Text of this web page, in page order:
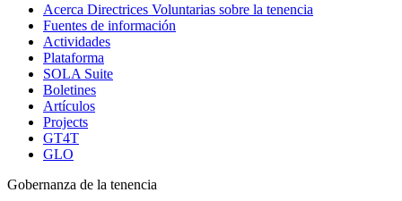
Acerca Directrices Voluntarias sobre la tenencia
Fuentes de información
Actividades
Plataforma
SOLA Suite
Boletines
Artículos
Projects
GT4T
GLO
Gobernanza de la tenencia